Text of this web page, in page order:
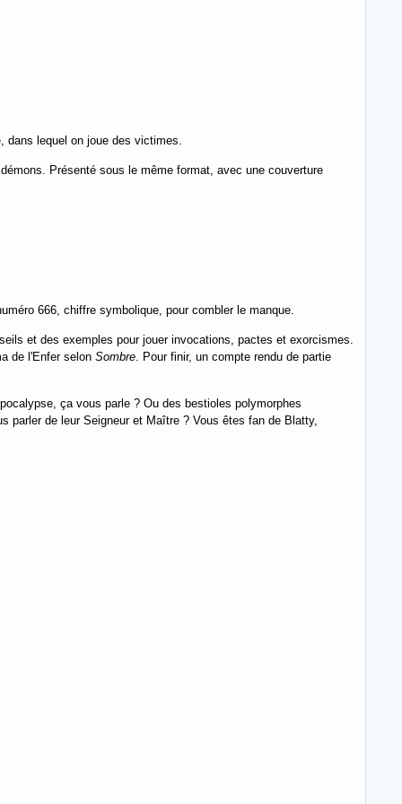
dans lequel on joue des victimes.
Présenté sous le même format, avec une couverture
666, chiffre symbolique, pour combler le manque.
et des exemples pour jouer invocations, pactes et exorcismes.
de l'Enfer selon Sombre . Pour finir, un compte rendu de partie
ça vous parle ? Ou des bestioles polymorphes
parler de leur Seigneur et Maître ? Vous êtes fan de Blatty,